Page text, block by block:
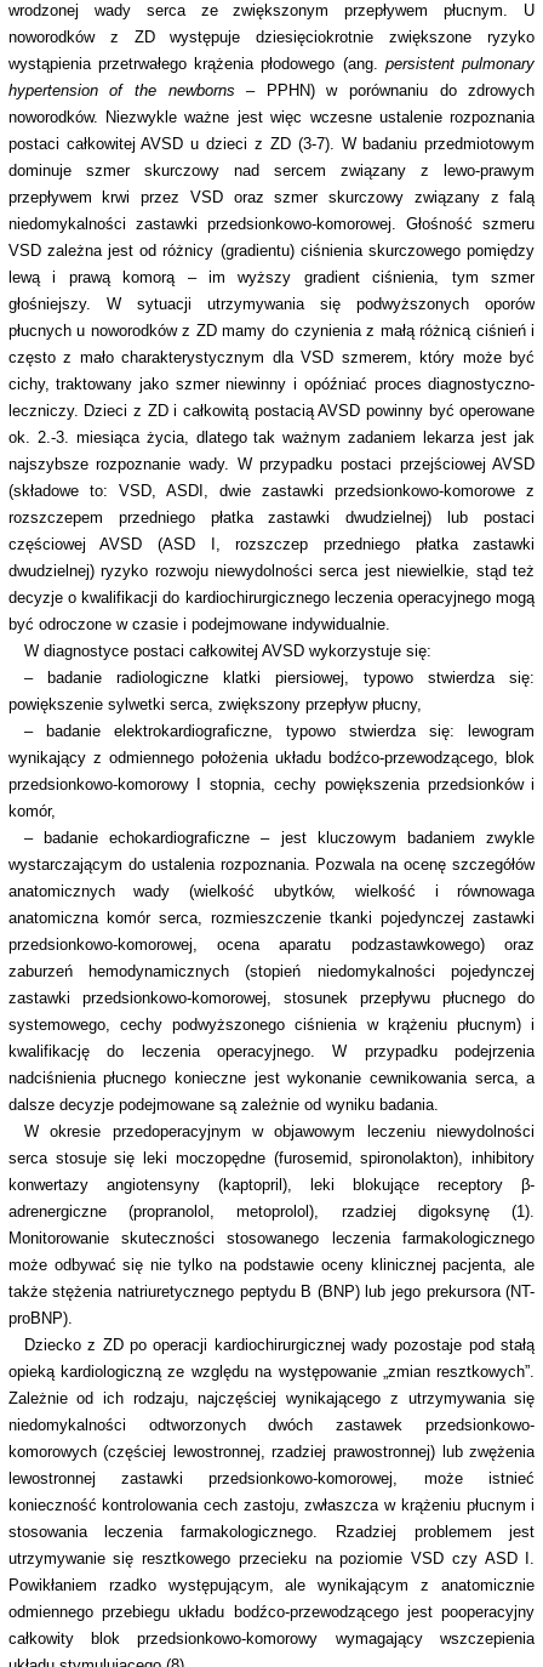
wrodzonej wady serca ze zwiększonym przepływem płucnym. U
noworodków z ZD występuje dziesięciokrotnie zwiększone ryzyko
wystąpienia przetrwałego krążenia płodowego (ang.persistent pulmonary
hypertension of the newborns –PPHN) w porównaniu do zdrowych
noworodków. Niezwykle ważne jest więc wczesne ustalenie rozpoznania
postaci całkowitej AVSD u dzieci z ZD (3-7). W badaniu przedmiotowym
dominuje szmer skurczowy nad sercem związany z lewo-prawym
przepływem krwi przez VSD oraz szmer skurczowy związany z falą
niedomykalności zastawki przedsionkowo-komorowej. Głośność szmeru
VSD zależna jest od różnicy (gradientu) ciśnienia skurczowego pomiędzy
lewą i prawą komorą – im wyższy gradient ciśnienia, tym szmer
głośniejszy. W sytuacji utrzymywania się podwyższonych oporów
płucnych u noworodków z ZD mamy do czynienia z małą różnicą ciśnień i
często z mało charakterystycznym dla VSD szmerem, który może być
cichy, traktowany jako szmer niewinny i opóźniać proces diagnostyczno-
leczniczy. Dzieci z ZD i całkowitą postacią AVSD powinny być operowane
ok. 2.-3. miesiąca życia, dlatego tak ważnym zadaniem lekarza jest jak
najszybsze rozpoznanie wady. W przypadku postaci przejściowej AVSD
(składowe to: VSD, ASDI, dwie zastawki przedsionkowo-komorowe z
rozszczepem przedniego płatka zastawki dwudzielnej) lub postaci
częściowej AVSD (ASD I, rozszczep przedniego płatka zastawki
dwudzielnej) ryzyko rozwoju niewydolności serca jest niewielkie, stąd też
decyzje o kwalifikacji do kardiochirurgicznego leczenia operacyjnego mogą
być odroczone w czasie i podejmowane indywidualnie.
W diagnostyce postaci całkowitej AVSD wykorzystuje się:
– badanie radiologiczne klatki piersiowej, typowo stwierdza się:
powiększenie sylwetki serca, zwiększony przepływ płucny,
– badanie elektrokardiograficzne, typowo stwierdza się: lewogram
wynikający z odmiennego położenia układu bodźco-przewodzącego, blok
przedsionkowo-komorowy I stopnia, cechy powiększenia przedsionków i
komór,
– badanie echokardiograficzne – jest kluczowym badaniem zwykle
wystarczającym do ustalenia rozpoznania. Pozwala na ocenę szczegółów
anatomicznych wady (wielkość ubytków, wielkość i równowaga
anatomiczna komór serca, rozmieszczenie tkanki pojedynczej zastawki
przedsionkowo-komorowej, ocena aparatu podzastawkowego) oraz
zaburzeń hemodynamicznych (stopień niedomykalności pojedynczej
zastawki przedsionkowo-komorowej, stosunek przepływu płucnego do
systemowego, cechy podwyższonego ciśnienia w krążeniu płucnym) i
kwalifikację do leczenia operacyjnego. W przypadku podejrzenia
nadciśnienia płucnego konieczne jest wykonanie cewnikowania serca, a
dalsze decyzje podejmowane są zależnie od wyniku badania.
W okresie przedoperacyjnym w objawowym leczeniu niewydolności
serca stosuje się leki moczopędne (furosemid, spironolakton), inhibitory
konwertazy angiotensyny (kaptopril), leki blokujące receptory β-
adrenergiczne (propranolol, metoprolol), rzadziej digoksynę (1).
Monitorowanie skuteczności stosowanego leczenia farmakologicznego
może odbywać się nie tylko na podstawie oceny klinicznej pacjenta, ale
także stężenia natriuretycznego peptydu B (BNP) lub jego prekursora (NT-
proBNP).
Dziecko z ZD po operacji kardiochirurgicznej wady pozostaje pod stałą
opieką kardiologiczną ze względu na występowanie „zmian resztkowych”.
Zależnie od ich rodzaju, najczęściej wynikającego z utrzymywania się
niedomykalności odtworzonych dwóch zastawek przedsionkowo-
komorowych (częściej lewostronnej, rzadziej prawostronnej) lub zwężenia
lewostronnej zastawki przedsionkowo-komorowej, może istnieć
konieczność kontrolowania cech zastoju, zwłaszcza w krążeniu płucnym i
stosowania leczenia farmakologicznego. Rzadziej problemem jest
utrzymywanie się resztkowego przecieku na poziomie VSD czy ASD I.
Powikłaniem rzadko występującym, ale wynikającym z anatomicznie
odmiennego przebiegu układu bodźco-przewodzącego jest pooperacyjny
całkowity blok przedsionkowo-komorowy wymagający wszczepienia